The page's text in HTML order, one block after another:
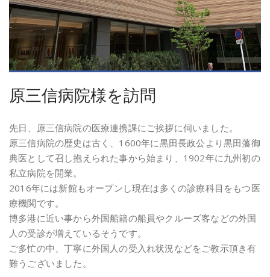
原三信病院様を訪問
先日、原三信病院の医療連携課にご挨拶に伺いました。
原三信病院の歴史は古く、1600年に黒田長政公より黒田藩御
典医として召し抱えられた事から始まり、1902年に九州初の
私立病院を開業。
2016年には新館もオープンし現在は多くの診療科目をもつ医
療機関です。
博多港に近い事から外国船籍の船員やクルーズ客などの外国
人の受診が増えているそうです。
ご多忙の中、丁寧に外国人の受入れ状況などをご教示頂き有
難うございました。